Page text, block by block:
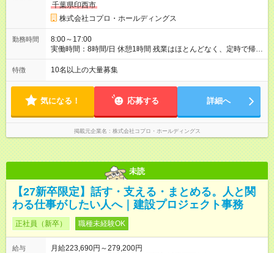
千葉県印西市
株式会社コプロ・ホールディングス
勤務時間
8:00～17:00
実働時間：8時間/日 休憩1時間 残業はほとんどなく、定時で帰れ
る日が多い働き方です。 毎日の業務は進捗管理や事務が中心な
ので、 「今日やるべき仕事」が終われば、自然と区切りをつけ
方を大切にしています。
特徴 10名以上の大量募集
気になる！ 応募する 詳細へ
掲載元企業名 株式会社コプロ・ホールディングス
未読
【27新卒限定】話す・支える・まとめる。人と関
わる仕事がしたい人へ｜建設プロジェクト事務
正社員（新卒） 職種未経験OK
給与
月給223,690円～279,200円